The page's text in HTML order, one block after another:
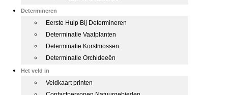
Determineren
Eerste Hulp Bij Determineren
Determinatie Vaatplanten
Determinatie Korstmossen
Determinatie Orchideeën
Het veld in
Veldkaart printen